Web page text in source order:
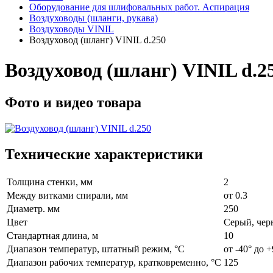
Оборудование для шлифовальных работ. Аспирация
Воздуховоды (шланги, рукава)
Воздуховоды VINIL
Воздуховод (шланг) VINIL d.250
Воздуховод (шланг) VINIL
Фото и видео товара
Технические характеристики
Толщина стенки, мм
2
Между витками спирали, мм
от 0.3
Диаметр. мм
250
Цвет
Серый,
Стандартная длина, м
10
Диапазон температур, штатный режим, °C
от -40° до
Диапазон рабочих температур, кратковременно, °C 125